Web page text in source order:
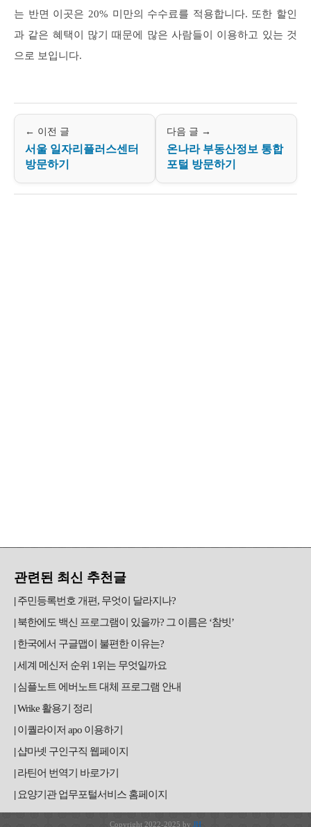
는 반면 이곳은 20% 미만의 수수료를 적용합니다. 또한 할인
과 같은 혜택이 많기 때문에 많은 사람들이 이용하고 있는 것
으로 보입니다.
← 이전 글
서울 일자리플러스센터
방문하기
다음 글 →
온나라 부동산정보 통합
포털 방문하기
관련된 최신 추천글
주민등록번호 개편, 무엇이 달라지나?
북한에도 백신 프로그램이 있을까? 그 이름은 ‘참빗’
한국에서 구글맵이 불편한 이유는?
세계 메신저 순위 1위는 무엇일까요
심플노트 에버노트 대체 프로그램 안내
Wrike 활용기 정리
이퀄라이저 apo 이용하기
샵마넷 구인구직 웹페이지
라틴어 번역기 바로가기
요양기관 업무포털서비스 홈페이지
Copyright 2022-2025 by JH